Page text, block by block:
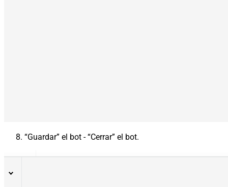
“Guardar” el bot - “Cerrar” el bot.